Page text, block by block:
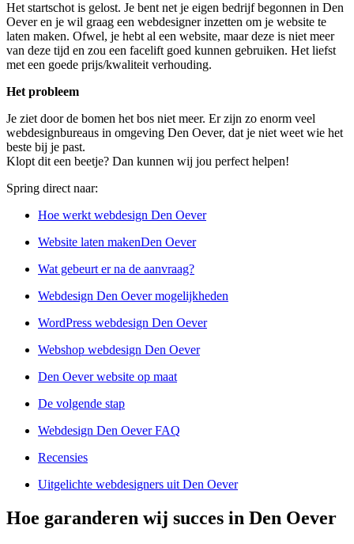
Het startschot is gelost. Je bent net je eigen bedrijf begonnen in Den
Oever en je wil graag een webdesigner inzetten om je website te
laten maken. Ofwel, je hebt al een website, maar deze is niet meer
van deze tijd en zou een facelift goed kunnen gebruiken. Het liefst
met een goede prijs/kwaliteit verhouding.
Het probleem
Je ziet door de bomen het bos niet meer. Er zijn zo enorm veel
webdesignbureaus in omgeving Den Oever, dat je niet weet wie het
beste bij je past.
Klopt dit een beetje? Dan kunnen wij jou perfect helpen!
Spring direct naar:
Hoe werkt webdesign Den Oever
Website laten makenDen Oever
Wat gebeurt er na de aanvraag?
Webdesign Den Oever mogelijkheden
WordPress webdesign Den Oever
Webshop webdesign Den Oever
Den Oever website op maat
De volgende stap
Webdesign Den Oever FAQ
Recensies
Uitgelichte webdesigners uit Den Oever
Hoe garanderen wij succes in Den Oever